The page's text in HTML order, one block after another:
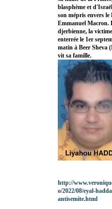
blasphème et
son mépris envers le
Emmanuel Macron.
djerbienne, la
enterrée le 1er
matin à Beer Sheva
vit sa famille.
http://
o/2022/08/eyal-
antisemite.html